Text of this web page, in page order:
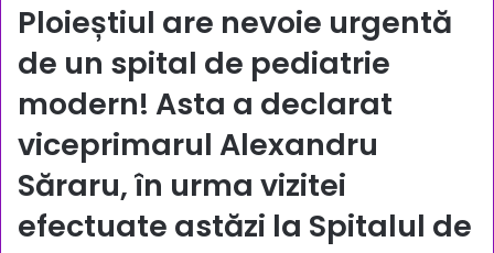
Ploieștiul are nevoie urgentă
de un spital de pediatrie
modern! Asta a declarat
viceprimarul Alexandru
Săraru, în urma vizitei
efectuate astăzi la Spitalul de